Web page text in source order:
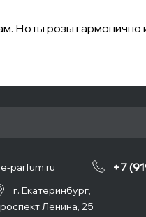
Ноты розы гармонично
parfum.ru +7
г. Екатеринбург,
Ленина, 25